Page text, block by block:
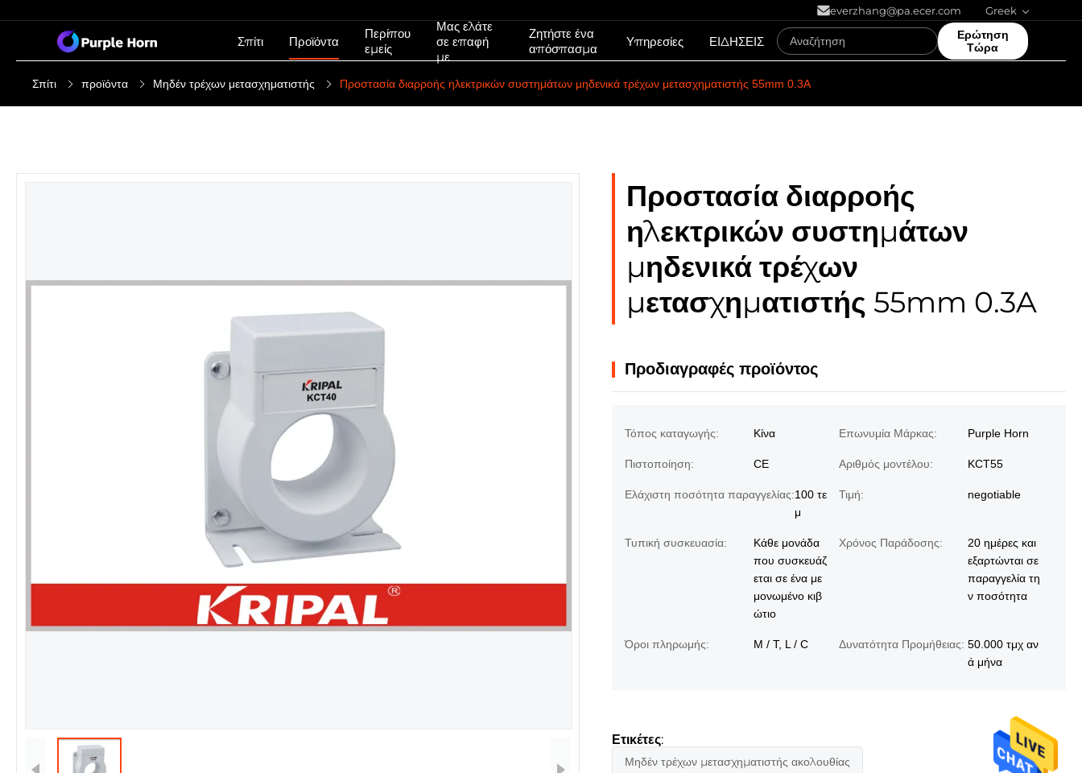
everzhang@pa.ecer.com Greek
Σπίτι Προϊόντα
Περίπου
εμείς
Μας ελάτε
σε επαφή
με
Ζητήστε ένα
απόσπασμα
Υπηρεσίες ΕΙΔΗΣΕΙΣ
Ερώτηση
Τώρα
Σπίτι προϊόντα Μηδέν τρέχων μετασχηματιστής Προστασία διαρροής ηλεκτρικών συστημάτων μηδενικά τρέχων μετασχηματιστής 55mm 0.3A
Προστασία διαρροής
ηλεκτρικών συστημάτων
μηδενικά τρέχων
μετασχηματιστής 55mm 0.3A
Προδιαγραφές προϊόντος
Τόπος καταγωγής: Κίνα Επωνυμία Μάρκας: Purple Horn
Πιστοποίηση: CE Αριθμός μοντέλου: KCT55
Ελάχιστη ποσότητα παραγγελίας:100 τε
μ
Τιμή: negotiable
Τυπική συσκευασία:
Κάθε μονάδα
που συσκευάζ
εται σε ένα με
μονωμένο κιβ
ώτιο
Χρόνος Παράδοσης:
20 ημέρες και
εξαρτώνται σε
παραγγελία τη
ν ποσότητα
Όροι πληρωμής: Μ / Τ, L / C Δυνατότητα Προμήθειας: 50.000 τμχ αν
ά μήνα
Ετικέτες:
Μηδέν τρέχων μετασχηματιστής ακολουθίας